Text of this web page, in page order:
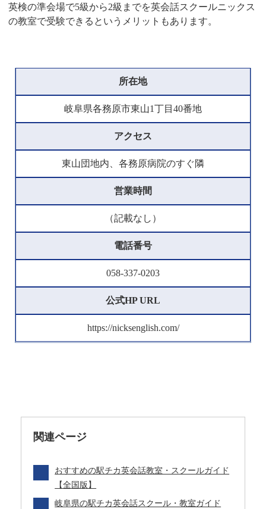
英検の準会場で5級から2級までを英会話スクールニックス
の教室で受験できるというメリットもあります。
所在地
岐阜県各務原市東山1丁目40番地
アクセス
東山団地内、各務原病院のすぐ隣
営業時間
（記載なし）
電話番号
058-337-0203
公式HP URL
https://nicksenglish.com/
関連ページ
おすすめの駅チカ英会話教室・スクールガイド
【全国版】
岐阜県の駅チカ英会話スクール・教室ガイド